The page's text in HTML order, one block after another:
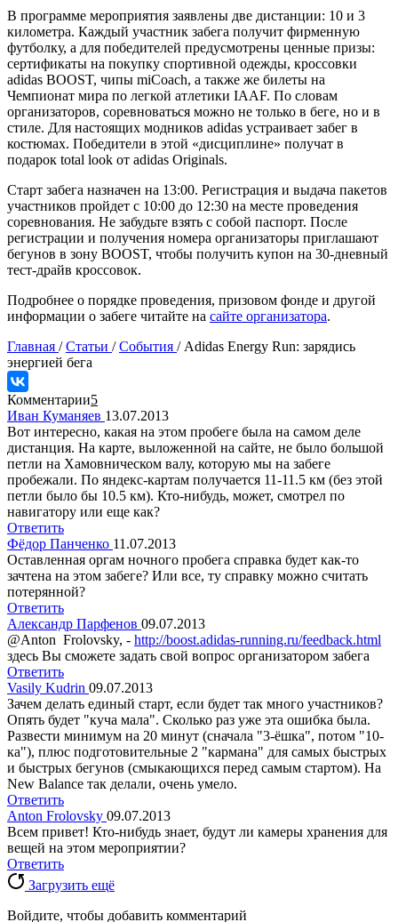
В программе мероприятия заявлены две дистанции: 10 и 3
километра. Каждый участник забега получит фирменную
футболку, а для победителей предусмотрены ценные призы:
сертификаты на покупку спортивной одежды, кроссовки
adidas BOOST, чипы miCoach, а также же билеты на
Чемпионат мира по легкой атлетики IAAF. По словам
организаторов, соревноваться можно не только в беге, но и в
стиле. Для настоящих модников adidas устраивает забег в
костюмах. Победители в этой «дисциплине» получат в
подарок total look от adidas Originals.
Старт забега назначен на 13:00. Регистрация и выдача пакетов
участников пройдет с 10:00 до 12:30 на месте проведения
соревнования. Не забудьте взять с собой паспорт. После
регистрации и получения номера организаторы приглашают
бегунов в зону BOOST, чтобы получить купон на 30-дневный
тест-драйв кроссовок.
Подробнее о порядке проведения, призовом фонде и другой
информации о забеге читайте на сайте организатора.
Главная /Статьи /События / Adidas Energy Run: зарядись
энергией бега
Комментарии5
Иван Куманяев 13.07.2013
Вот интересно, какая на этом пробеге была на самом деле
дистанция. На карте, выложенной на сайте, не было большой
петли на Хамовническом валу, которую мы на забеге
пробежали. По яндекс-картам получается 11-11.5 км (без этой
петли было бы 10.5 км). Кто-нибудь, может, смотрел по
навигатору или еще как?
Ответить
Фёдор Панченко 11.07.2013
Оставленная оргам ночного пробега справка будет как-то
зачтена на этом забеге? Или все, ту справку можно считать
потерянной?
Ответить
Александр Парфенов 09.07.2013
@Anton Frolovsky, - http://boost.adidas-running.ru/feedback.html
здесь Вы сможете задать свой вопрос организатором забега
Ответить
Vasily Kudrin 09.07.2013
Зачем делать единый старт, если будет так много участников?
Опять будет "куча мала". Сколько раз уже эта ошибка была.
Развести минимум на 20 минут (сначала "3-ёшка", потом "10-
ка"), плюс подготовительные 2 "кармана" для самых быстрых
и быстрых бегунов (смыкающихся перед самым стартом). На
New Balance так делали, очень умело.
Ответить
Anton Frolovsky 09.07.2013
Всем привет! Кто-нибудь знает, будут ли камеры хранения для
вещей на этом мероприятии?
Ответить
Загрузить ещё
Войдите, чтобы добавить комментарий